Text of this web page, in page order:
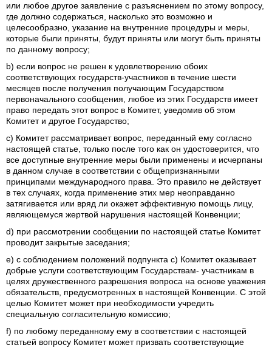
или любое другое заявление с разъяснением по этому вопросу,
где должно содержаться, насколько это возможно и
целесообразно, указание на внутренние процедуры и меры,
которые были приняты, будут приняты или могут быть приняты
по данному вопросу;
b) если вопрос не решен к удовлетворению обоих
соответствующих государств-участников в течение шести
месяцев после получения получающим Государством
первоначального сообщения, любое из этих Государств имеет
право передать этот вопрос в Комитет, уведомив об этом
Комитет и другое Государство;
с) Комитет рассматривает вопрос, переданный ему согласно
настоящей статье, только после того как он удостоверится, что
все доступные внутренние меры были применены и исчерпаны
в данном случае в соответствии с общепризнанными
принципами международного права. Это правило не действует
в тех случаях, когда применение этих мер неоправданно
затягивается или вряд ли окажет эффективную помощь лицу,
являющемуся жертвой нарушения настоящей Конвенции;
d) при рассмотрении сообщении по настоящей статье Комитет
проводит закрытые заседания;
е) с соблюдением положений подпункта с) Комитет оказывает
добрые услуги соответствующим Государствам- участникам в
целях дружественного разрешения вопроса на основе уважения
обязательств, предусмотренных в настоящей Конвенции. С этой
целью Комитет может при необходимости учредить
специальную согласительную комиссию;
f) по любому переданному ему в соответствии с настоящей
статьей вопросу Комитет может призвать соответствующие